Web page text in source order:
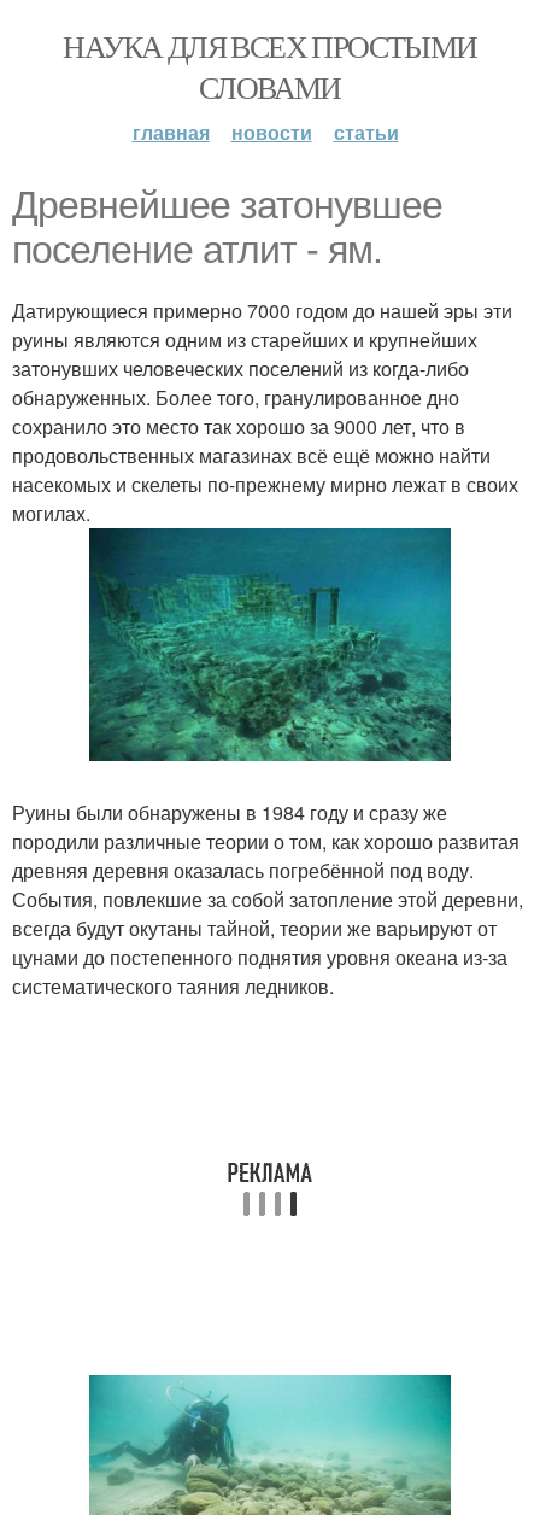
НАУКА ДЛЯ ВСЕХ ПРОСТЫМИ
СЛОВАМИ
главная новости статьи
Древнейшее затонувшее
поселение атлит - ям.
Датирующиеся примерно 7000 годом до нашей эры эти
руины являются одним из старейших и крупнейших
затонувших человеческих поселений из когда-либо
обнаруженных. Более того, гранулированное дно
сохранило это место так хорошо за 9000 лет, что в
продовольственных магазинах всё ещё можно найти
насекомых и скелеты по-прежнему мирно лежат в своих
могилах.
Руины были обнаружены в 1984 году и сразу же
породили различные теории о том, как хорошо развитая
древняя деревня оказалась погребённой под воду.
События, повлекшие за собой затопление этой деревни,
всегда будут окутаны тайной, теории же варьируют от
цунами до постепенного поднятия уровня океана из-за
систематического таяния ледников.